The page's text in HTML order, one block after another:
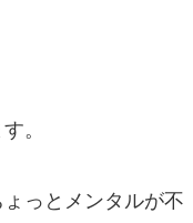
。
っとメンタルが不